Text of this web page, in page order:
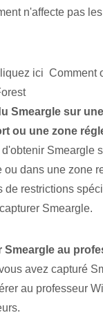
n'affecte pas
ici Comment
Smeargle sur
ou une ‌zone
Smeargle
ou dans une zone
de restrictions
Smeargle.
Smeargle au
avez capturé
au professeur